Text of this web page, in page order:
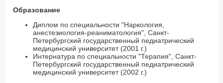
Образование
Диплом по специальности "Наркология,
анестезиология-реаниматология", Санкт-
Петербургский государственный педиатрический
медицинский университет (2001 г.)
Интернатура по специальности "Терапия", Санкт-
Петербургский государственный педиатрический
медицинский университет (2002 г.)